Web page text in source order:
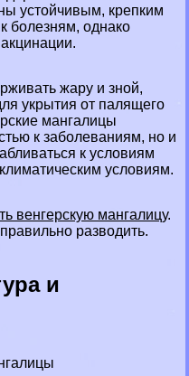
устойчивым, крепким
болезням, однако
жару и зной,
укрытия от палящего
мангалицы
к заболеваниям, но и
к условиям
условиям.
венгерскую мангалицу.
разводить.
и